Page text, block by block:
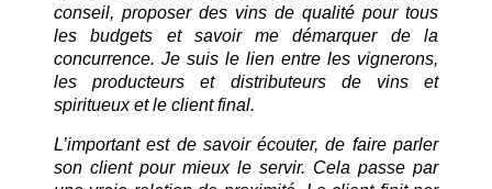
conseil, proposer des vins de qualité pour tous
les budgets et savoir me démarquer de la
concurrence. Je suis le lien entre les vignerons,
les producteurs et distributeurs de vins et
spiritueux et le client final.
L’important est de savoir écouter, de faire parler
son client pour mieux le servir. Cela passe par